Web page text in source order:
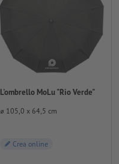
L'ombrello MoLu "Rio Verde"
⌀ 105,0 x 64,5 cm
Crea online